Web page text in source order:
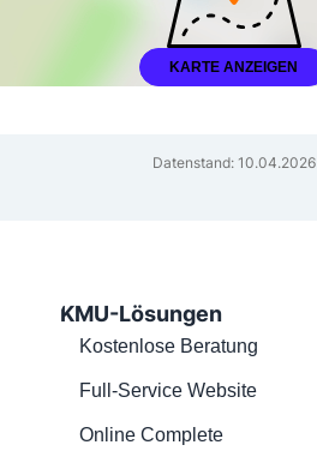
KARTE ANZEIGEN
Datenstand: 10.04.2026
KMU-Lösungen
Kostenlose Beratung
Full-Service Website
Online Complete